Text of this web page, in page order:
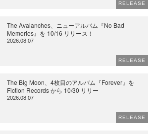
RELEASE
The Avalanches、ニューアルバム『No Bad
Memories』を 10/16 リリース！
2026.08.07
RELEASE
The Big Moon、4枚目のアルバム『Forever』を
Fiction Records から 10/30 リリー
2026.08.07
RELEASE